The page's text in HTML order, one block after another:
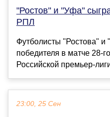
"Ростов" и "Уфа"
РПЛ
Футболисты "Ростова"
победителя в матче 28-
Российской премьер-
23:00, 25 Сен